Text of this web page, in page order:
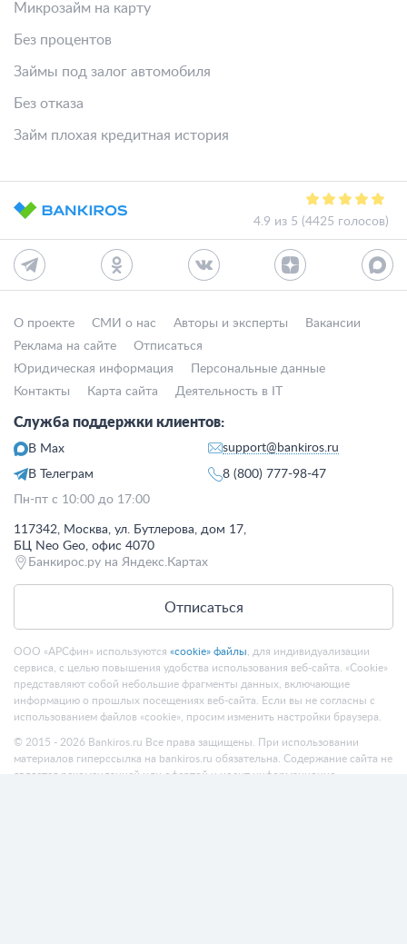
Микрозайм на карту
Без процентов
Займы под залог автомобиля
Без отказа
Займ плохая кредитная история
4.9 из 5 (4425 голосов)
О проекте СМИ о нас Авторы и эксперты
Вакансии
Реклама на сайте
Отписаться
Юридическая информация
Персональные данные
Контакты
Карта сайта Деятельность в IT
Служба поддержки клиентов:
В Max
В Телеграм
support@bankiros.ru
8 (800) 777-98-47
Пн-пт с 10:00 до 17:00
117342, Москва, ул. Бутлерова, дом 17,
БЦ Neo Geo, офис 4070
Банкирос.ру на Яндекс.Картах
Отписаться
ООО «АРСфин» используются «cookie» файлы , для индивидуализации
сервиса, с целью повышения удобства использования веб-сайта. «Cookie»
представляют собой небольшие фрагменты данных, включающие
информацию о прошлых посещениях веб-сайта. Если вы не согласны с
использованием файлов «cookie», просим изменить настройки браузера.
© 2015 - 2026 Bankiros.ru Все права защищены. При использовании
материалов гиперссылка на bankiros.ru обязательна. Содержание сайта не
является рекомендацией или офертой и носит информационно-